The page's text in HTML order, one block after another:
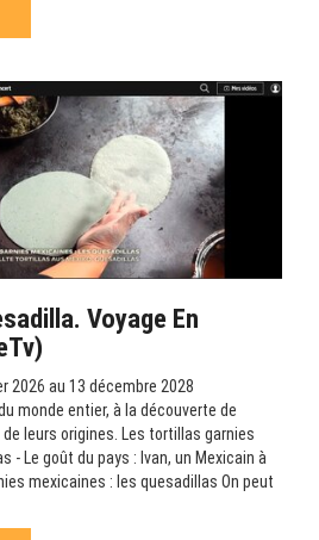
Voyage En
2026 au 13 décembre 2028
monde entier, à la découverte de
leurs origines. Les tortillas garnies
- Le goût du pays : Ivan, un Mexicain à
mexicaines : les quesadillas On peut